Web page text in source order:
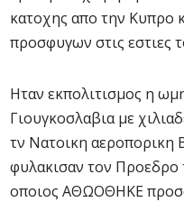
κατοχης απο την Κυπρο
προσφυγων στις εστιες
Ηταν εκπολιτισμος η
Γιουγκοσλαβια με
τν Νατοικη αεροπορικη
φυλακισαν τον Προεδρο
οποιος ΑΘΩΟΘΗΚΕ